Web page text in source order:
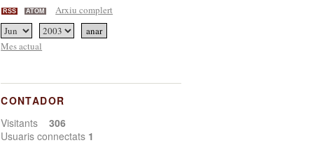
RSS ATOM Arxiu complert
Mes actual
CONTADOR
Visitants306
Usuaris connectats 1